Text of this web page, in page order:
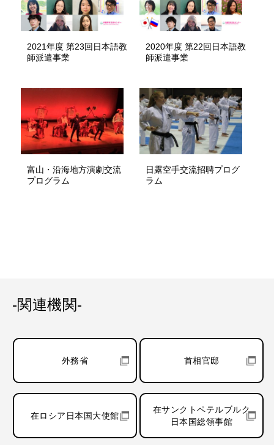
2021年度 第23回日本語教
師派遣事業
2020年度 第22回日本語教
師派遣事業
富山・沿海地方演劇交流
プログラム
日露空手交流招聘プログ
ラム
-関連機関-
外務省 首相官邸
在ロシア日本国大使館
在サンクトペテルブルク
日本国総領事館